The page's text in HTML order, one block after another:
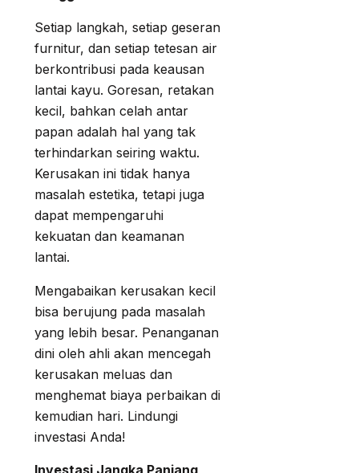
Setiap langkah, setiap geseran
furnitur, dan setiap tetesan air
berkontribusi pada keausan
lantai kayu. Goresan, retakan
kecil, bahkan celah antar
papan adalah hal yang tak
terhindarkan seiring waktu.
Kerusakan ini tidak hanya
masalah estetika, tetapi juga
dapat mempengaruhi
kekuatan dan keamanan
lantai.
Mengabaikan kerusakan kecil
bisa berujung pada masalah
yang lebih besar. Penanganan
dini oleh ahli akan mencegah
kerusakan meluas dan
menghemat biaya perbaikan di
kemudian hari. Lindungi
investasi Anda!
Investasi Jangka Panjang